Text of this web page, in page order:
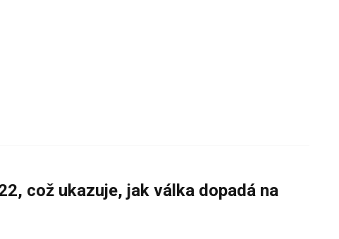
což ukazuje, jak válka dopadá na